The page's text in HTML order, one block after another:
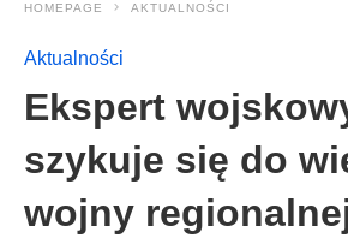
HOMEPAGE AKTUALNOŚCI
Aktualności
Ekspert
szykuje się do
wojny